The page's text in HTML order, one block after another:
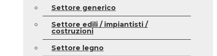
Settore generico
Settore edili / impiantisti /
costruzioni
Settore legno